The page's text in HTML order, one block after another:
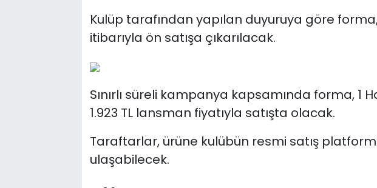
Kulüp tarafından yapılan duyuruya göre
itibarıyla ön satışa çıkarılacak.
Sınırlı süreli kampanya kapsamında forma, 1
1.923 TL lansman fiyatıyla satışta olacak.
Taraftarlar, ürüne kulübün resmi satış
ulaşabilecek.